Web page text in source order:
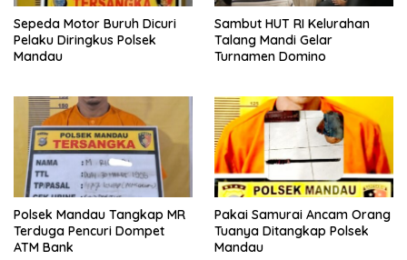
Sepeda Motor Buruh Dicuri
Pelaku Diringkus Polsek
Mandau
Sambut HUT RI Kelurahan
Talang Mandi Gelar
Turnamen Domino
Polsek Mandau Tangkap MR
Terduga Pencuri Dompet
ATM Bank
Pakai Samurai Ancam Orang
Tuanya Ditangkap Polsek
Mandau